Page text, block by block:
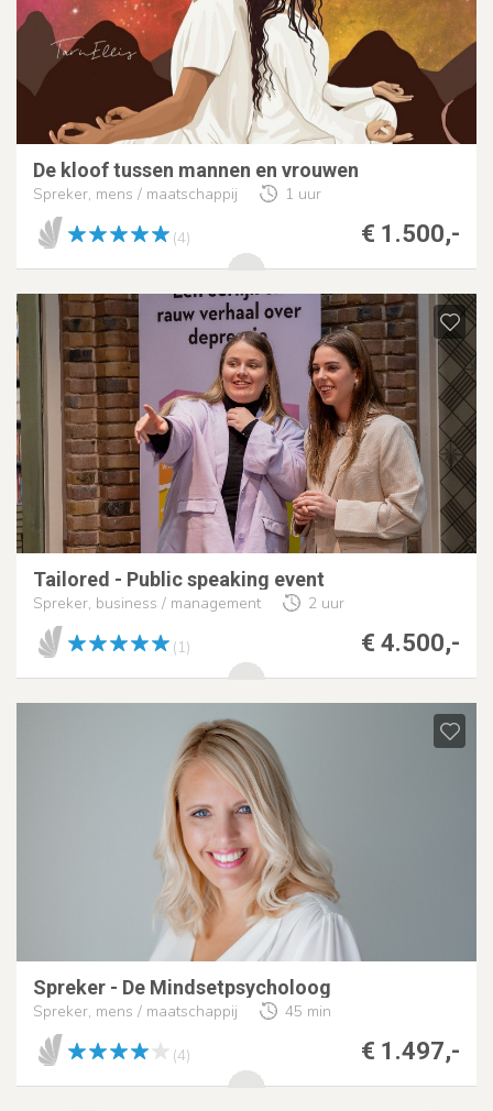
De kloof tussen mannen en vrouwen
Spreker, mens / maatschappij 1 uur
€ 1.500,-
(4)
Tailored - Public speaking event
Spreker, business / management 2 uur
€ 4.500,-
(1)
Spreker - De Mindsetpsycholoog
Spreker, mens / maatschappij 45 min
€ 1.497,-
(4)